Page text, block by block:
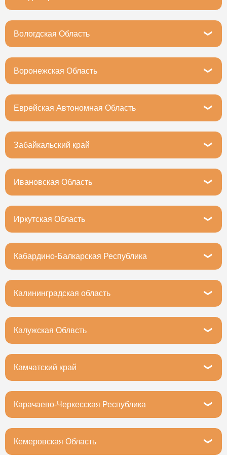
Владимир, Московское шоссе, 5
Вологдская Область
Вологда, Зосимовская улица, 75с2
Воронежская Область
Воронеж, проспект Труда, 46А
Еврейская Автономная Область
Еврейская автономная область, Биробиджан,
Пионерская улица, 66Б
Забайкальский край
Чита, Малая улица, 4с1
Ивановская Область
Иваново, улица Багаева, 14к2
Иркутская Область
Иркутск, улица Мухиной, 8
Кабардино-Балкарская Республика
Нальчик, улица Ашурова, 3
Калининградская область
Гурьевский муниципальный округ, посёлок Невское,
Совхозная улица, 1В
Калужская Облвсть
Калуга, 2-й Тульский переулок, 2
Камчатский край
Елизово, Вилюйская улица, 34
Карачаево-Черкесская Республика
Черкесск, Красная улица, 5
Кемеровская Область